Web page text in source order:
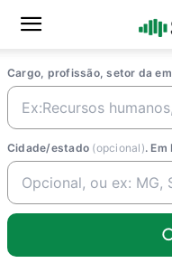
Cargo, profissão, setor da
Cidade/estado (opcional).